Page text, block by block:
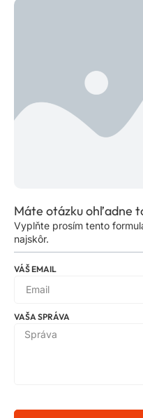
Máte otázku ohľadne
Vyplňte prosím tento
najskôr.
VÁŠ EMAIL
VAŠA SPRÁVA